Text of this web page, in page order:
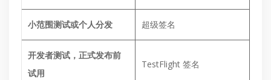
小范围测试或个人分发 超级签名
开发者测试，正式发布前
试用
TestFlight 签名